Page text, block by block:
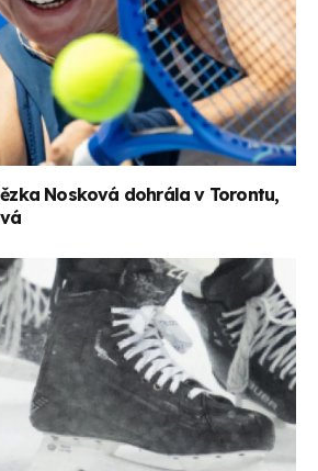
Nosková dohrála v Torontu,